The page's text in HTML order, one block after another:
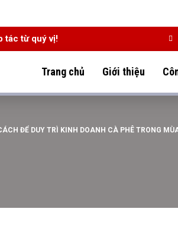
tác từ quý vị!
Trang chủ Giới thiệu
ĐỂ DUY TRÌ KINH DOANH CÀ PHÊ TRONG